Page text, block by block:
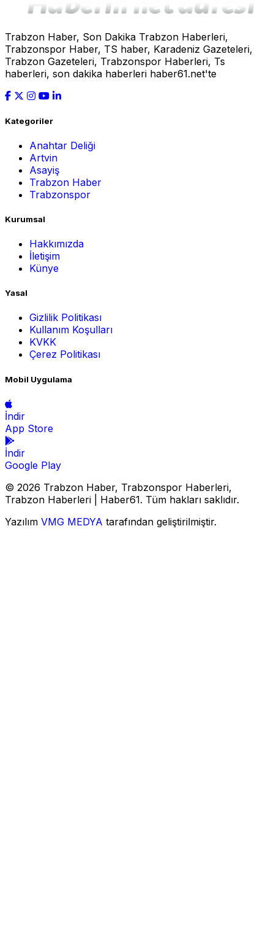
Trabzon Haber, Son Dakika Trabzon Haberleri,
Trabzonspor Haber, TS haber, Karadeniz Gazeteleri,
Trabzon Gazeteleri, Trabzonspor Haberleri, Ts
haberleri, son dakika haberleri haber61.net'te
Kategoriler
Anahtar Deliği
Artvin
Asayiş
Trabzon Haber
Trabzonspor
Kurumsal
Hakkımızda
İletişim
Künye
Yasal
Gizlilik Politikası
Kullanım Koşulları
KVKK
Çerez Politikası
Mobil Uygulama
İndir
App Store
İndir
Google Play
© 2026 Trabzon Haber, Trabzonspor Haberleri,
Trabzon Haberleri | Haber61. Tüm hakları saklıdır.
Yazılım VMG MEDYA tarafından geliştirilmiştir.